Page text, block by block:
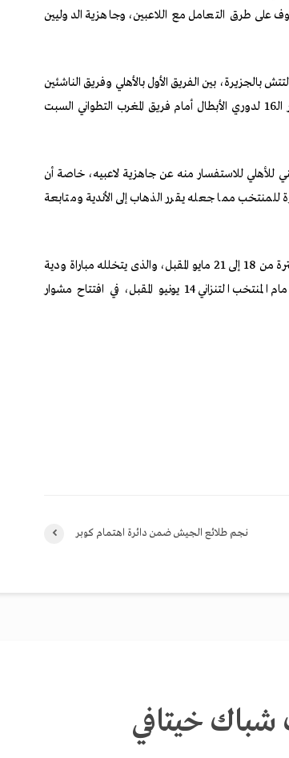
على طرق التعامل مع اللاعبين، وجاهزية الدوليين
بالجزيرة، بين الفريق الأول بالأهلي وفريق الناشئين
بالنادي، ضمن استعدادات بطل إفريقيا لموقعة إياب دور الـ16 لدوري الأبطال أمام فريق المغرب التطواني السبت
للأهلي للاستفسار منه عن جاهزية لاعبيه، خاصة أن
مما جعله يقرر الذهاب إلى الأندية ومتابعة
ويستعد المنتخب الوطني للدخول في معسكر مغلق في الفترة من 18 إلى 21 مايو المقبل، والذى يتخلله مباراة ودية
مع منتخب جيبوتي استعدادا، لأول مواجهة رسمية أمام المنتخب التنزاني 14 يونيو المقبل، في افتتاح مشوار
نجم طلائع الجيش ضمن دائرة اهتمام كوبر
شباك خيتافي